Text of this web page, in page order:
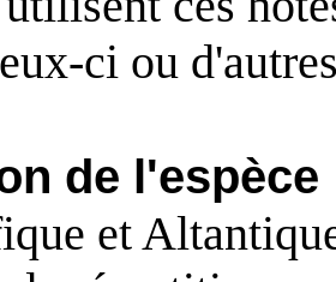
ci ou
de l'espèce
et